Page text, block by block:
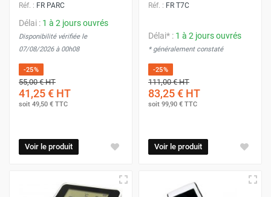
Réf. : FR PARC
Délai : 1 à 2 jours ouvrés
Disponibilité vérifiée le
07/08/2026 à 00h08
-25%
55,00 €HT
41,25 € HT
soit 49,50 € TTC
Voir le produit
Réf. : FR T7C
Délai* : 1 à 2 jours ouvrés
* généralement constaté
-25%
111,00 €HT
83,25 € HT
soit 99,90 € TTC
Voir le produit